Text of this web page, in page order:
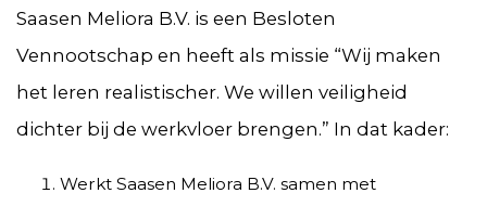
Saasen Meliora B.V. is een Besloten
Vennootschap en heeft als missie “Wij maken
het leren realistischer. We willen veiligheid
dichter bij de werkvloer brengen.” In dat kader:
Werkt Saasen Meliora B.V. samen met